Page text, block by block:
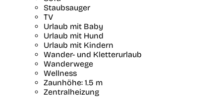
Staubsauger
TV
Urlaub mit Baby
Urlaub mit Hund
Urlaub mit Kindern
Wander- und Kletterurlaub
Wanderwege
Wellness
Zaunhöhe: 1.5 m
Zentralheizung